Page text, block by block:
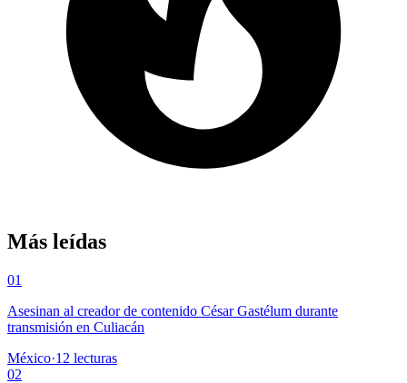
Más leídas
01
Asesinan al creador de contenido César Gastélum durante
transmisión en Culiacán
México·12 lecturas
02